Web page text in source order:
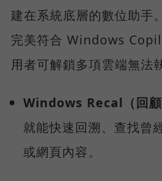
建在系統底層的數位助
完美符合 Windows
用者可解鎖多項雲端無法
Windows Recal（回顧
就能快速回溯、查找曾
或網頁內容。